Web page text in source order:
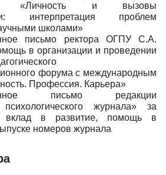
«Личность и вызовы
интерпретация проблем
школами»
письмо ректора ОГПУ С.А.
в организации и проведении
форума с международным
Профессия. Карьера»
письмо редакции
психологического журнала» за
вклад в развитие, помощь в
номеров журнала